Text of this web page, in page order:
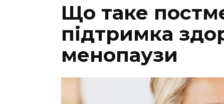
Що таке
підтримка
менопаузи